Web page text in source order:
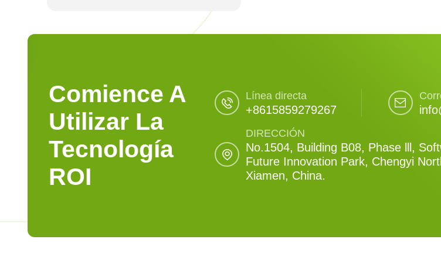
Comience A
Utilizar La
Tecnología
ROI
Línea directa
+8615859279267
DIRECCIÓN
No.1504, Building B08, Phase lll,
Future Innovation Park, Chengyi
Xiamen, China.